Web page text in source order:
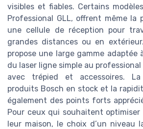
visibles et fiables. Certains
Professional GLL, offrent même la
une cellule de réception pour
grandes distances ou en
propose une large gamme adaptée
du laser ligne simple au
avec trépied et accessoires.
produits Bosch en stock et la
également des points forts
Pour ceux qui souhaitent optimiser
leur maison, le choix d’un niveau